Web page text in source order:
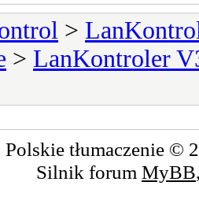
>
> LanKontroler
Polskie tłumaczenie ©
Silnik forum MyBB